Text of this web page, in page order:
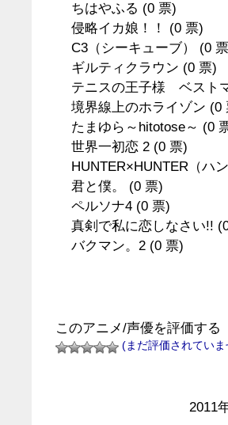
ちはやふる (0 票)
侵略イカ娘！！ (0 票)
C3（シーキューブ） (0
ギルティクラウン (0 票)
テニスの王子様 ベスト
境界線上のホライゾン (0
たまゆら～hitotose～ (0
世界一初恋 2 (0 票)
HUNTER×HUNTER（ハ
君と僕。 (0 票)
ペルソナ4 (0 票)
真剣で私に恋しなさい!!
バクマン。2 (0 票)
このアニメ/声優を評価する
(まだ評価されてい
2011